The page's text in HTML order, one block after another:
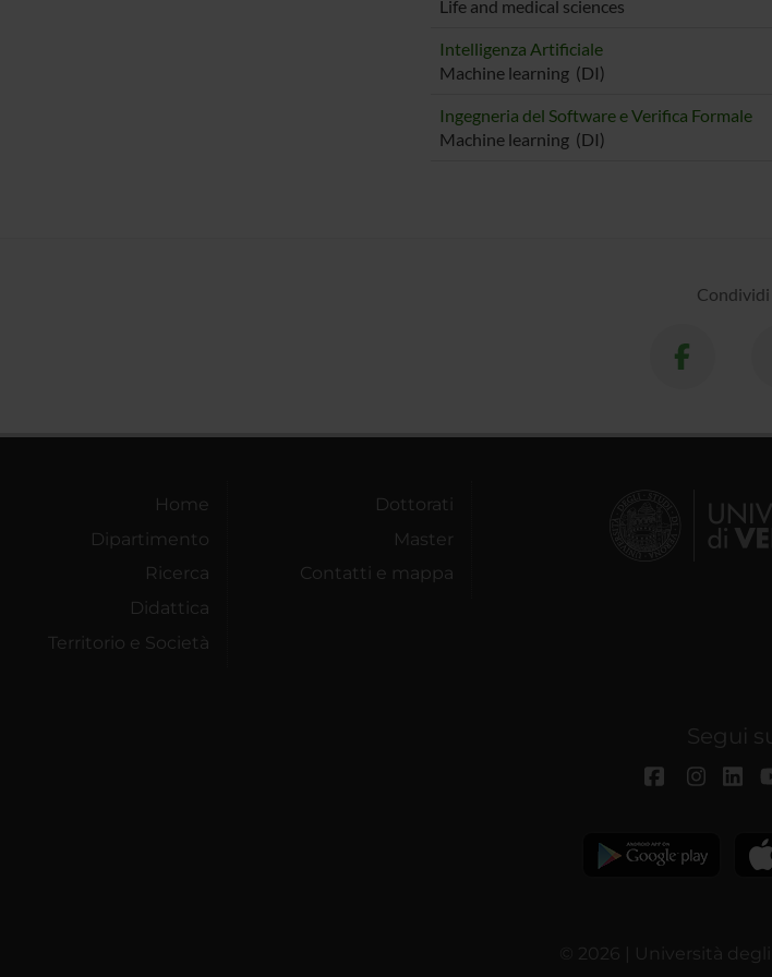
Life and medical sciences
Intelligenza Artificiale
Machine learning (DI)
Ingegneria del Software e Verifica Formale
Machine learning (DI)
Condividi
Home
Dipartimento
Ricerca
Didattica
Territorio e Società
Dottorati
Master
Contatti e mappa
Segui
© 2026 | Università